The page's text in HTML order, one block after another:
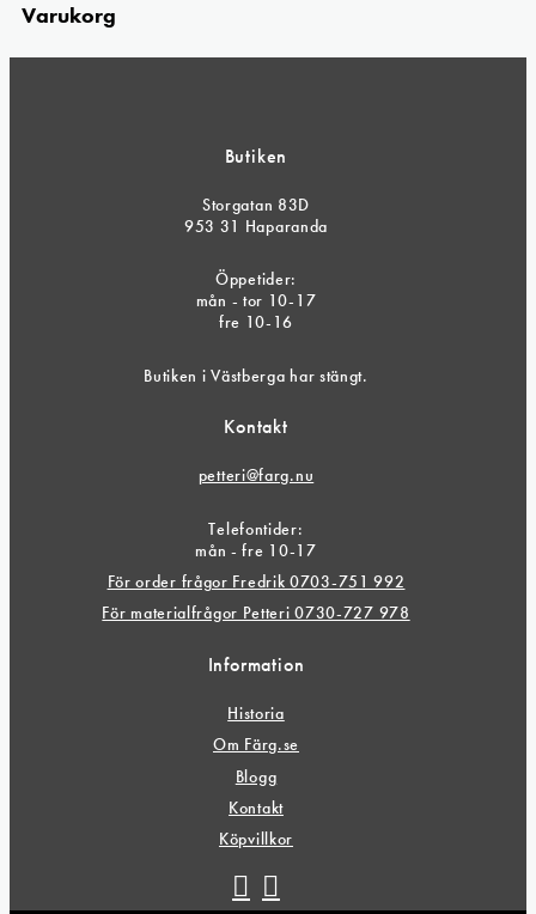
Varukorg
Butiken
Storgatan 83D
953 31 Haparanda
Öppetider:
mån - tor 10-17
fre 10-16
Butiken i Västberga har stängt.
Kontakt
petteri@farg.nu
Telefontider:
mån - fre 10-17
För order frågor Fredrik 0703-751 992
För materialfrågor Petteri 0730-727 978
Information
Historia
Om Färg.se
Blogg
Kontakt
Köpvillkor